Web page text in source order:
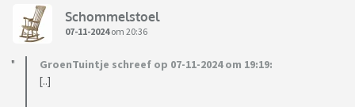
Schommelstoel
07-11-2024om 20:36
GroenTuintje schreef op 07-11-2024 om 19:19:
[..]